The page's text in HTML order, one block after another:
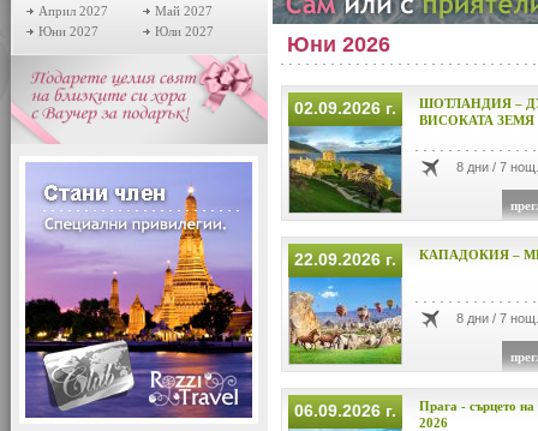
Април 2027
Май 2027
Юни 2027
Юли 2027
Юни 2026
02.09.2026 г.
ШОТЛАНДИЯ –
ВИСОКАТА ЗЕМЯ
8 дни / 7 нощ.
22.09.2026 г. КАПАДОКИЯ –
8 дни / 7 нощ.
06.09.2026 г.
Прага - сърцето
2026